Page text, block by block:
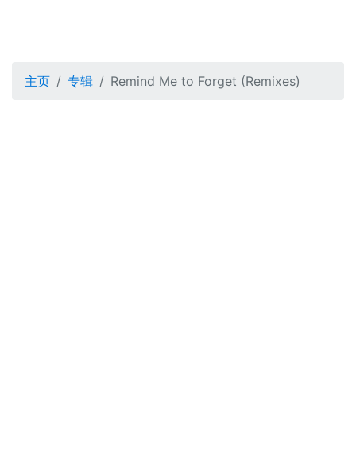
主页 专辑 Remind Me to Forget (Remixes)